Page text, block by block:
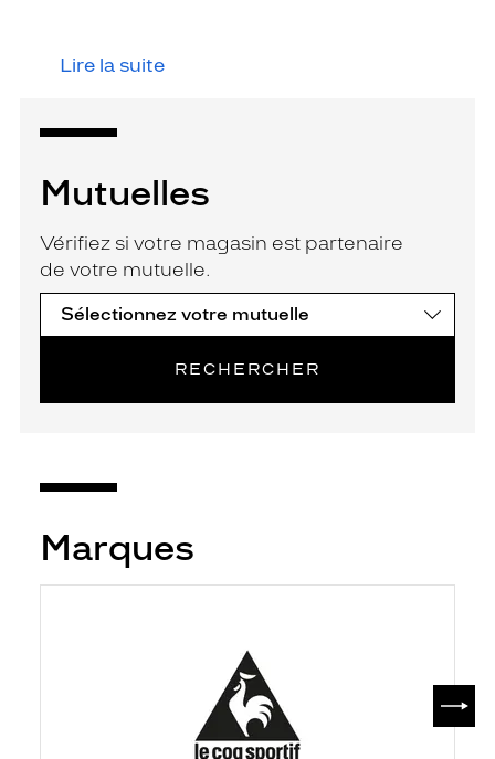
Lire la suite
Mutuelles
Vérifiez si votre magasin est partenaire
de votre mutuelle.
RECHERCHER
Marques